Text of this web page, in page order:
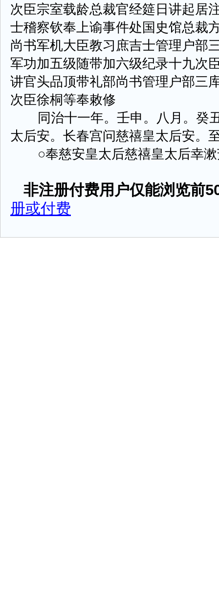
次臣宗室载龄总裁官经筵日讲起居
士稽察钦奉上谕事件处国史馆总裁
尚书军机大臣教习庶吉士管理户部
军功加五级随带加六级纪录十九次
讲官头品顶带礼部尚书管理户部三
次臣徐桐等奉敕修
同治十一年。壬申。八月。癸
太后安。长春宫问慈禧皇太后安。
○奉慈安皇太后慈禧皇太后幸漱
非注册付费用户仅能浏览前
册或付费